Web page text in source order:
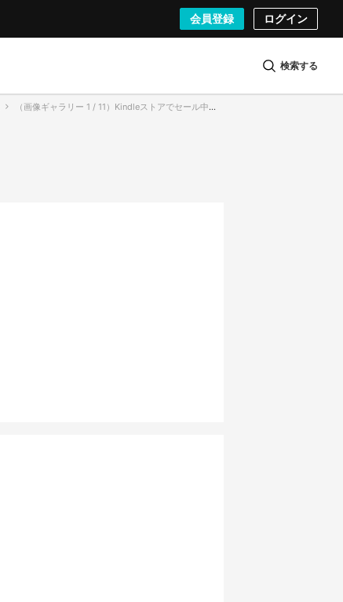
会員登録 ログイン
検索する
（画像ギャラリー 1 / 11）Kindleストアでセール中の作品（一部）／画像はAmazonから